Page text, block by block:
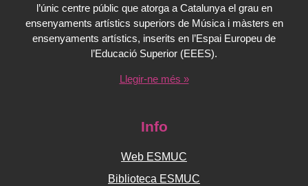
l’únic centre públic que atorga a Catalunya el grau en
ensenyaments artístics superiors de Música i màsters en
ensenyaments artístics, inserits en l’Espai Europeu de
l’Educació Superior (EEES).
Llegir-ne més »
Info
Web ESMUC
Biblioteca ESMUC